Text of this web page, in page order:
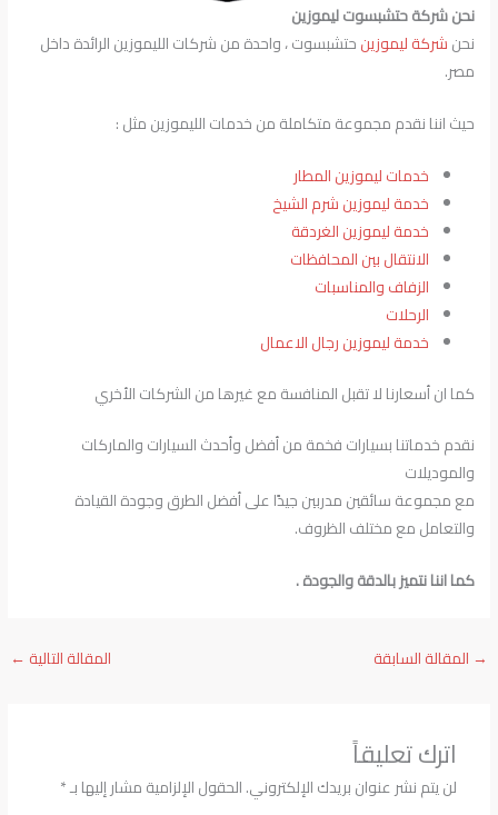
نحن شركة حتشبسوت ليموزين
نحنشركةليموزينحتشبسوت ، واحدة من شركات الليموزين الرائدة داخل
مصر.
حيث اننا نقدم مجموعة متكاملة من خدمات الليموزين مثل :
خدمات ليموزين المطار
خدمة ليموزين شرم الشيخ
خدمة ليموزين الغردقة
الانتقال بين المحافظات
الزفاف والمناسبات
الرحلات
خدمة ليموزين رجال الاعمال
كما ان أسعارنا لا تقبل المنافسة مع غيرها من الشركات الأخري
نقدم خدماتنا بسيارات فخمة من أفضل وأحدث السيارات والماركات
والموديلات
مع مجموعة سائقين مدربين جيدًا على أفضل الطرق وجودة القيادة
والتعامل مع مختلف الظروف.
كما اننا نتميز بالدقة والجودة .
→ المقالة السابقة المقالة التالية ←
اترك تعليقاً
لن يتم نشر عنوان بريدك الإلكتروني.الحقول الإلزامية مشار إليها بـ*